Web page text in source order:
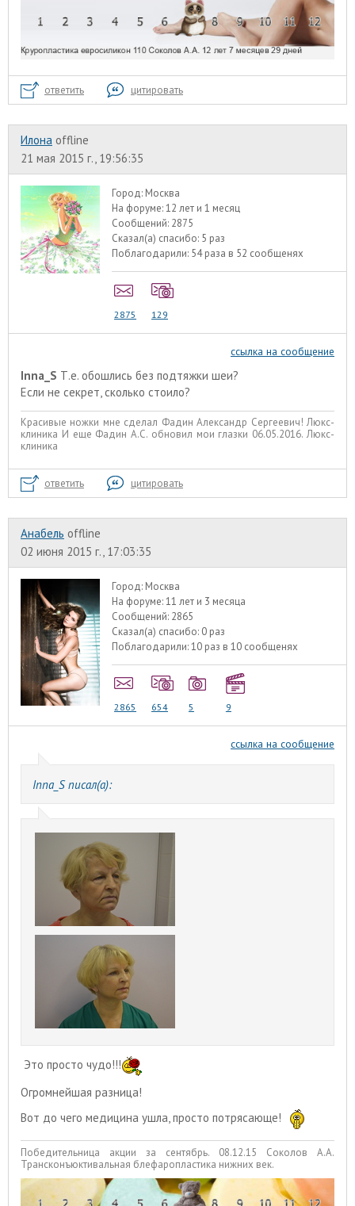
ответить цитировать
Илона offline
21 мая 2015 г., 19:56:35
Город: Москва
На форуме:12 лет и 1 месяц
Сообщений: 2875
Сказал(а) спасибо: 5 раз
Поблагодарили: 54 раза в 52 сообщенях
2875 129
ссылка на сообщение
Inna_S Т.е. обошлись без подтяжки шеи?
Если не секрет, сколько стоило?
Красивые ножки мне сделал Фадин Александр Сергеевич! Люкс-
клиника И еще Фадин А.С. обновил мои глазки 06.05.2016. Люкс-
клиника
ответить цитировать
Анабель offline
02 июня 2015 г., 17:03:35
Город: Москва
На форуме:11 лет и 3 месяца
Сообщений: 2865
Сказал(а) спасибо: 0 раз
Поблагодарили:10 раз в 10 сообщенях
2865 654 5 9
ссылка на сообщение
Inna_S писал(а):
Это просто чудо!!!
Огромнейшая разница!
Вот до чего медицина ушла, просто потрясающе!
Победительница акции за сентябрь. 08.12.15 Соколов А.А.
Трансконъюктивальная блефаропластика нижних век.